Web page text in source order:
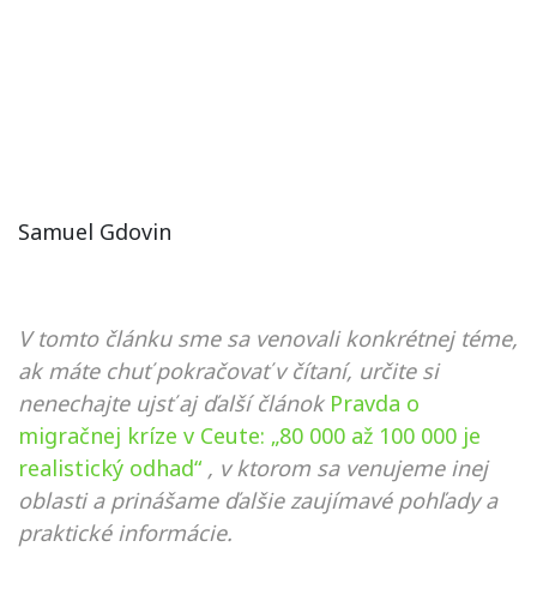
Samuel Gdovin
V tomto článku sme sa venovali konkrétnej téme,
ak máte chuť pokračovať v čítaní, určite si
nenechajte ujsť aj ďalší článok Pravda o
migračnej kríze v Ceute: „80 000 až 100 000 je
realistický odhad“ , v ktorom sa venujeme inej
oblasti a prinášame ďalšie zaujímavé pohľady a
praktické informácie.